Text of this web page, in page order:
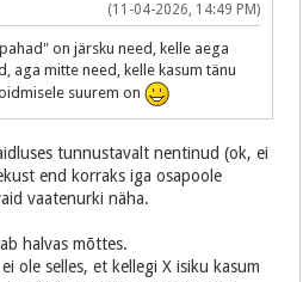
(11-04-2026, 14:49 PM)
on järsku need, kelle aega
aga mitte need, kelle kasum tänu
suurem on
tunnustavalt nentinud (ok, ei
end korraks iga osapoole
vaatenurki näha.
halvas mõttes.
ole selles, et kellegi X isiku kasum